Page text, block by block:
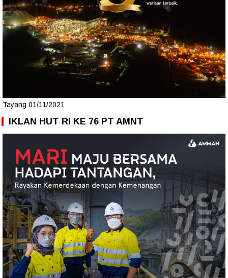
Tayang 01/11/2021
IKLAN HUT RI KE 76 PT AMNT